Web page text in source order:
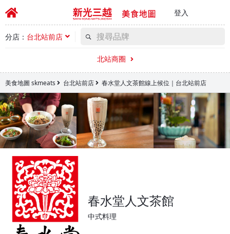
登入
分店： 台北站前店
北站商圈
美食地圖 skmeats 台北站前店 春水堂人文茶館線上候位｜台北站前店
春水堂人文茶館
中式料理